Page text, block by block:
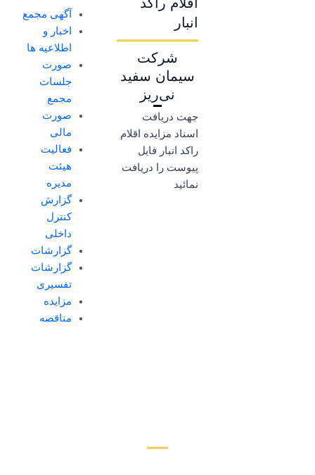
اقلام راکد
انبار
شرکت
سیمان سفید
نی‌ریز
جهت دریافت
اسناد مزایده اقلام
راکد انبار فایل
پیوست را دریافت
نمائید
آگهی مجمع
اخبار و
اطلاعیه ها
صورت
جلسات
مجمع
صورت
مالی
فعالیت
هیئت
مدیره
گزارش
کنترل
داخلی
گزارشات
گزارشات
تفسیری
مزایده
مناقصه